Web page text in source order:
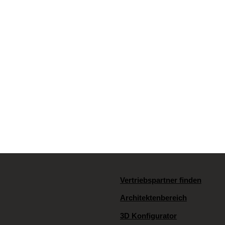
Vertriebspartner finden
Architektenbereich
3D Konfigurator